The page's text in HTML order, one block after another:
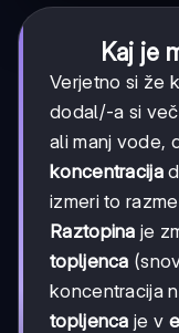
Kaj je
Verjetno si že
dodal/-a si
ali manj vode,
koncentracija
izmeri to
Raztopina je
topljenca
koncentracija
topljenca je v